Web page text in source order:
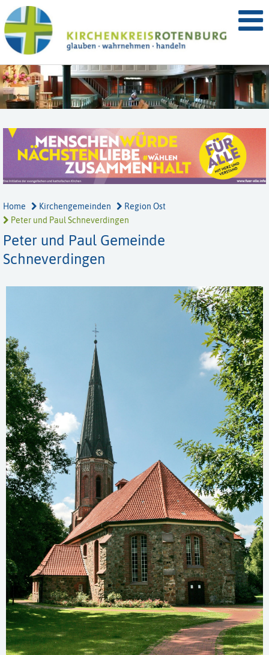
Home Kirchengemeinden
Region Ost
Peter und Paul Schneverdingen
Peter und Paul Gemeinde
Schneverdingen